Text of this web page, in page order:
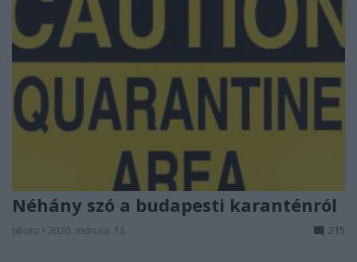
Néhány szó a budapesti karanténról
tiboru • 2020. március 13. 215